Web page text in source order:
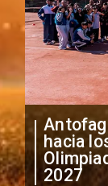
"Falta